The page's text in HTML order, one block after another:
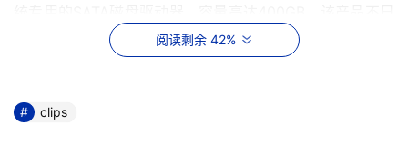
将会大批量投放市场，用户可经由西部数据公司的官方网站
或分销商购买，每颗售价为279美元，免费保修期为3年。
400 GB硬盘的用户，将可以享受到免费邮递的服务。
阅读剩余 42%
clips